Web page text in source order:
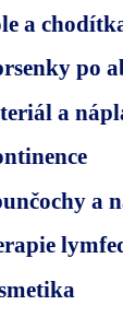
a
po
a
a